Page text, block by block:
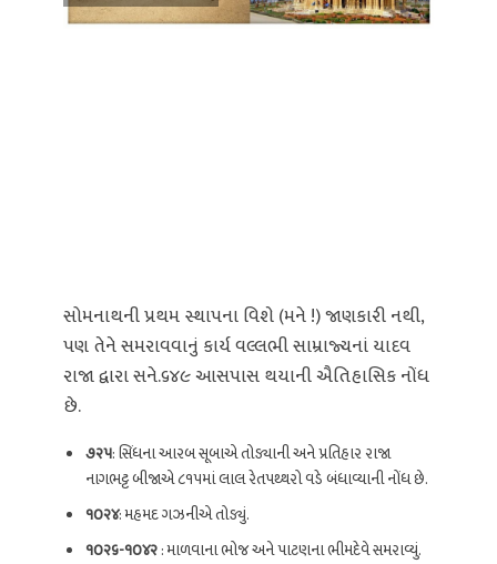
સોમનાથની પ્રથમ સ્થાપના વિશે (મને !) જાણકારી નથી,
પણ તેને સમરાવવાનું કાર્ય વલ્લભી સામ્રાજ્યનાં યાદવ
રાજા દ્વારા સને.૬૪૯ આસપાસ થયાની ઐતિહાસિક નોંધ
છે.
૭૨૫: સિંધના આરબ સૂબાએ તોડ્યાની અને પ્રતિહાર રાજા
નાગભટ્ટ બીજાએ ૮૧૫માં લાલ રેતપથ્થરો વડે બંધાવ્યાની નોંધ છે.
૧૦૨૪: મહમદ ગઝનીએ તોડ્યું.
૧૦૨૬-૧૦૪૨: માળવાના ભોજ અને પાટણના ભીમદેવે સમરાવ્યું.